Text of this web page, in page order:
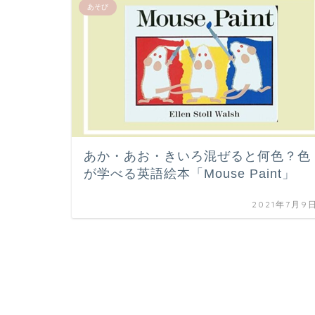
あそび
あか・あお・きいろ混ぜると何色？色
が学べる英語絵本「Mouse Paint」
2021年7月9